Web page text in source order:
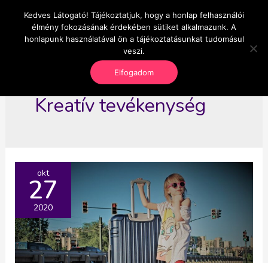
content
OnlineSeedsMan
Üzlet és szabadság
Main
Kreatív tevékenység
okt
27
2020
Kedves Látogató! Tájékoztatjuk, hogy a honlap felhasználói
élmény fokozásának érdekében sütiket alkalmazunk. A
honlapunk használatával ön a tájékoztatásunkat tudomásul
veszi.
Elfogadom